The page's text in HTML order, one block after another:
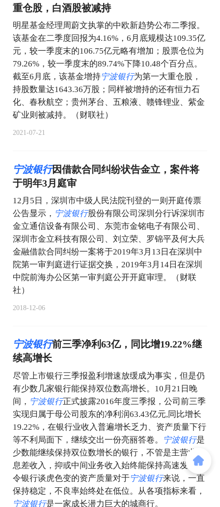
重仓股，白酒股被减持
明星基金经理周蔚文执掌的中欧新趋势公布二季报。
该基金在二季度回报为4.16%，6月底规模达109.35亿
元，较一季度末的106.75亿元略有增加；股票仓位为
79.26%，较一季度末的89.74%下降10.48个百分点。
截至6月底，该基金增持宁波银行为第一大重仓股，
持股数量达1643.36万股；同样被增持的还有恒力石
化、春秋航空；贵州茅台、五粮液、赣锋锂业、紫金
矿业则被减持。（财联社）
2021-07-21
宁波银行因借款合同纠纷状告金立，案件将
于明年3月庭审
12月5日，深圳市中级人民法院刊登的一则开庭传票
公告显示， 宁波银行股份有限公司深圳分行诉深圳市
金立通信设备有限公司、东莞市金铭电子有限公司、
深圳市金立科技有限公司、刘立荣、罗锦平及何大兵
金融借款合同纠纷一案将于2019年3月13日在深圳中
院第一审判庭进行证据交换，2019年3月14日在深圳
中院前海办公区第一审判庭公开开庭审理。（财联
社）
2018-12-06
宁波银行前三季净利63亿，同比增19.22%继
续高增长
尽管上市银行三季报盈利增速放缓成为事实，但是仍
有少数几家银行能保持双位数高增长。10月21日晚
间， 宁波银行正式披露2016年度三季报，公司前三季
实现归属于母公司股东的净利润63.43亿元,同比增长
19.22%，在银行业收入普遍增长乏力、资产质量下行
等不利局面下，继续交出一份亮丽答卷。
宁波银行是
少数能继续保持双位数增长的银行，不管是主营业务
息差收入，抑或中间业务收入始终能保持高速发展。
令银行谈虎色变的资产质量对于宁波银行来说，一直
保持稳定，不良率始终处在低位。从各项指标来看，
宁波银行是一家成长潜力巨大的城商行。